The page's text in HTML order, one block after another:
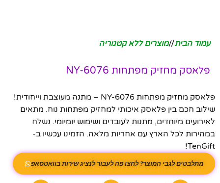
עמוד הבית/ מוצרים ללא קטגוריה
פלאסק מחזיק מפתחות NY-6076
פלאסק מחזיק מפתחות NY-6076 – מתנה מעוצבת וייחודית!
שילוב חכם בין פלאסק איכותי למחזיק מפתחות נוח. מתאים
לאירועים מיוחדים, מתנות לעובדים ושימוש יומיומי. נשלח
במהירות לכל הארץ עם אחריות מלאה. הזמינו עכשיו ב-
TenGift!
מתלבטים לגבי המוצר? לחצו פה לעבור לנציג שירות בוואטסאפ